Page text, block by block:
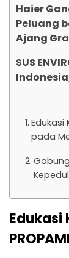
Haier
Peluang
Ajang
SUS
Edukasi
pada
Edukasi